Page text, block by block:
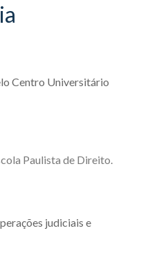
Centro Universitário
Paulista de Direito.
judiciais e